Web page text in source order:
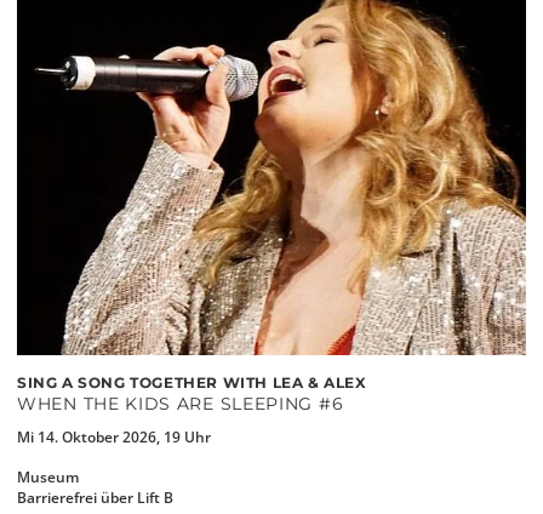
SING A SONG TOGETHER WITH LEA & ALEX
WHEN THE KIDS ARE SLEEPING #6
Mi 14. Oktober 2026, 19 Uhr
Museum
Barrierefrei über Lift B